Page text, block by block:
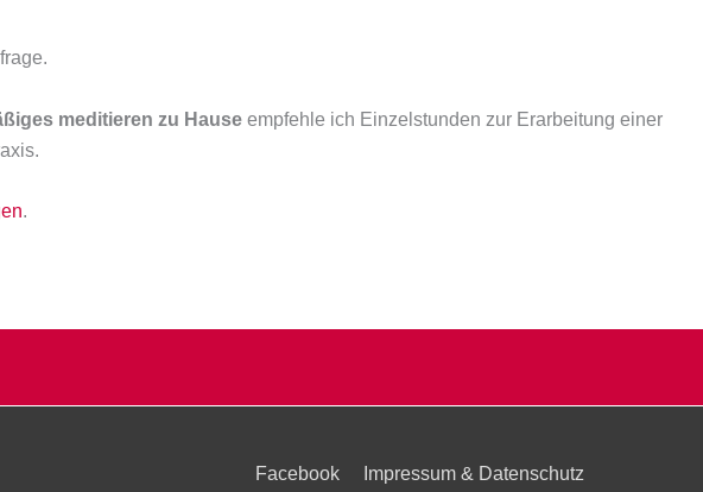
meditieren zu Hauseempfehle ich Einzelstunden zur Erarbeitung einer
.
Facebook Impressum & Datenschutz